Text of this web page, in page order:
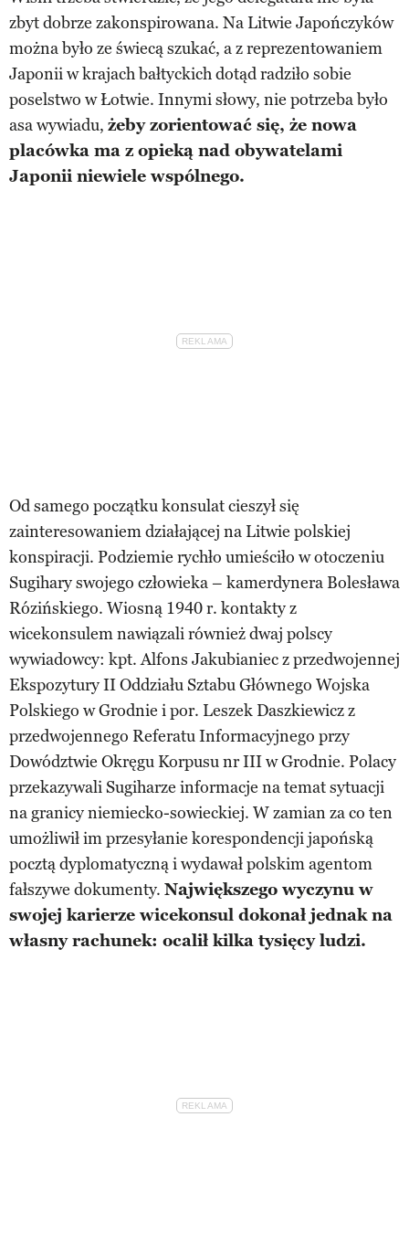
zbyt dobrze zakonspirowana. Na Litwie Japończyków
można było ze świecą szukać, a z reprezentowaniem
Japonii w krajach bałtyckich dotąd radziło sobie
poselstwo w Łotwie. Innymi słowy, nie potrzeba było
asa wywiadu, żeby zorientować się, że nowa
placówka ma z opieką nad obywatelami
Japonii niewiele wspólnego.
Od samego początku konsulat cieszył się
zainteresowaniem działającej na Litwie polskiej
konspiracji. Podziemie rychło umieściło w otoczeniu
Sugihary swojego człowieka – kamerdynera Bolesława
Rózińskiego. Wiosną 1940 r. kontakty z
wicekonsulem nawiązali również dwaj polscy
wywiadowcy: kpt. Alfons Jakubianiec z przedwojennej
Ekspozytury II Oddziału Sztabu Głównego Wojska
Polskiego w Grodnie i por. Leszek Daszkiewicz z
przedwojennego Referatu Informacyjnego przy
Dowództwie Okręgu Korpusu nr III w Grodnie. Polacy
przekazywali Sugiharze informacje na temat sytuacji
na granicy niemiecko-sowieckiej. W zamian za co ten
umożliwił im przesyłanie korespondencji japońską
pocztą dyplomatyczną i wydawał polskim agentom
fałszywe dokumenty. Największego wyczynu w
swojej karierze wicekonsul dokonał jednak na
własny rachunek: ocalił kilka tysięcy ludzi.